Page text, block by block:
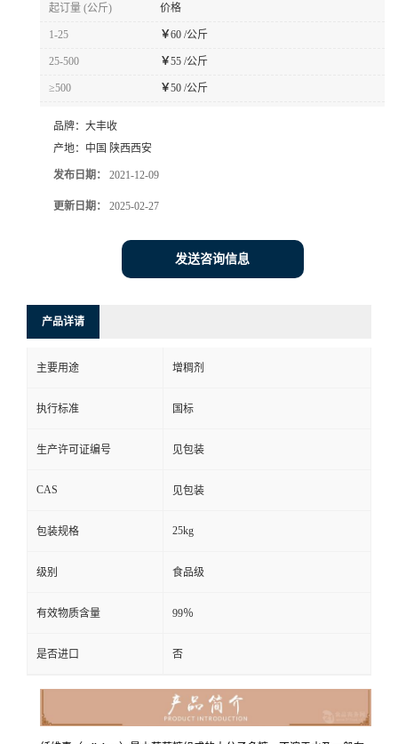
起订量 (公斤) 价格
1-25 ￥60 /公斤
25-500 ￥55 /公斤
≥500 ￥50 /公斤
品牌： 大丰收
产地： 中国 陕西西安
发布日期： 2021-12-09
更新日期： 2025-02-27
发送咨询信息
产品详请
主要用途 增稠剂
执行标准 国标
生产许可证编号 见包装
CAS 见包装
包装规格 25kg
级别 食品级
有效物质含量 99％
是否进口 否